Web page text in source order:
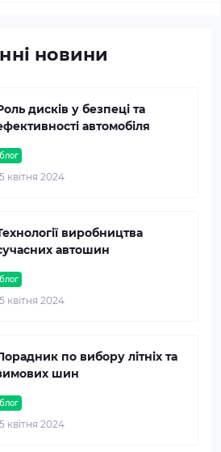
новини
блог
квітня 2024
дисків у безпеці та
автомобіля
блог
квітня 2024
виробництва
автошин
блог
квітня 2024
по вибору літніх та
шин